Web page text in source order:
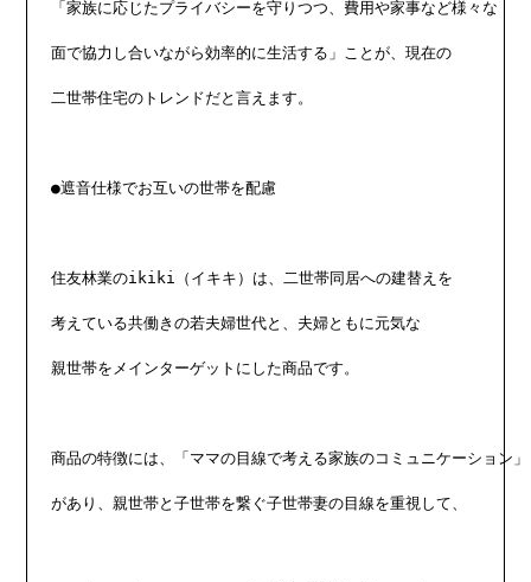
「家族に応じたプライバシーを守りつつ、費用や家事など様々な
面で協力し合いながら効率的に生活する」ことが、現在の
二世帯住宅のトレンドだと言えます。
●遮音仕様でお互いの世帯を配慮
住友林業のikiki（イキキ）は、二世帯同居への建替えを
考えている共働きの若夫婦世代と、夫婦ともに元気な
親世帯をメインターゲットにした商品です。
商品の特徴には、「ママの目線で考える家族のコミュニケーション」
があり、親世帯と子世帯を繋ぐ子世帯妻の目線を重視して、